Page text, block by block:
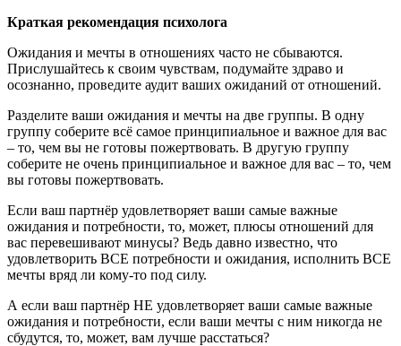
Краткая рекомендация психолога
Ожидания и мечты в отношениях часто не сбываются.
Прислушайтесь к своим чувствам, подумайте здраво и
осознанно, проведите аудит ваших ожиданий от отношений.
Разделите ваши ожидания и мечты на две группы. В одну
группу соберите всё самое принципиальное и важное для вас
– то, чем вы не готовы пожертвовать. В другую группу
соберите не очень принципиальное и важное для вас – то, чем
вы готовы пожертвовать.
Если ваш партнёр удовлетворяет ваши самые важные
ожидания и потребности, то, может, плюсы отношений для
вас перевешивают минусы? Ведь давно известно, что
удовлетворить ВСЕ потребности и ожидания, исполнить ВСЕ
мечты вряд ли кому-то под силу.
А если ваш партнёр НЕ удовлетворяет ваши самые важные
ожидания и потребности, если ваши мечты с ним никогда не
сбудутся, то, может, вам лучше расстаться?